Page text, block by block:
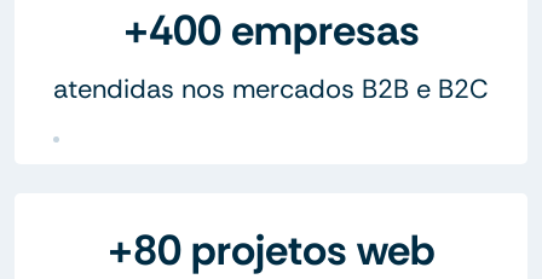
+400 empresas
atendidas nos mercados B2B e B2C
+80 projetos web